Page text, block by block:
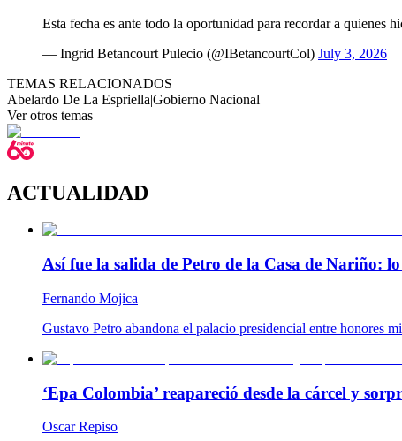
Esta fecha es ante todo la oportunidad para recordar a quienes
— Ingrid Betancourt Pulecio (@IBetancourtCol) July 3, 2026
TEMAS RELACIONADOS
Abelardo De La Espriella|Gobierno Nacional
Ver otros temas
ACTUALIDAD
Así fue la salida de Petro de la Casa de Nariño:
Fernando Mojica
Gustavo Petro abandona el palacio presidencial entre honores
‘Epa Colombia’ reapareció desde la cárcel y
Oscar Repiso